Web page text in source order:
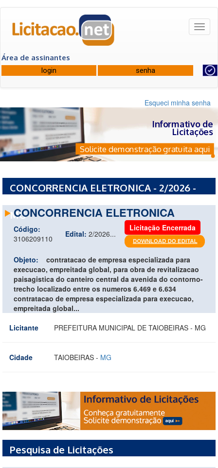
Área de assinantes
Esqueci minha senha
Informativo de
Licitações
Solicite demonstração gratuita aqui
CONCORRENCIA ELETRONICA - 2/2026 -
MG
CONCORRENCIA ELETRONICA
Código:
3106209110
Edital: 2/2026...
Licitação Encerrada
Objeto:
contratacao de empresa especializada para
execucao, empreitada global, para obra de revitalizacao
paisagistica do canteiro central da avenida do contorno-
trecho localizado entre os numeros 6.469 e 6.634
contratacao de empresa especializada para execucao,
empreitada global...
Licitante
PREFEITURA MUNICIPAL DE TAIOBEIRAS - MG
Cidade TAIOBEIRAS - MG
Pesquisa de Licitações